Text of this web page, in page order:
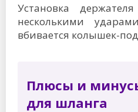
Установка
несколькими
вбивается колышек-
Плюсы и
для шланга